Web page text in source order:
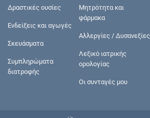
Δραστικές ουσίες
Ενδείξεις και αγωγές
Σκευάσματα
Συμπληρώματα
διατροφής
Μητρότητα και
φάρμακα
Αλλεργίες / Δυσανεξίες
Λεξικό ιατρικής
ορολογίας
Οι συνταγές μου